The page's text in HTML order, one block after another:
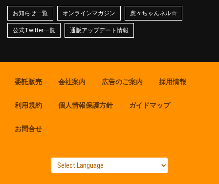
お知らせ一覧 オンラインマガジン 虎々ちゃんネル☆
公式Twitter一覧 通販アップデート情報
委託販売 会社案内 広告のご案内 採用情報
利用規約 個人情報保護方針 ガイドマップ
お問合せ